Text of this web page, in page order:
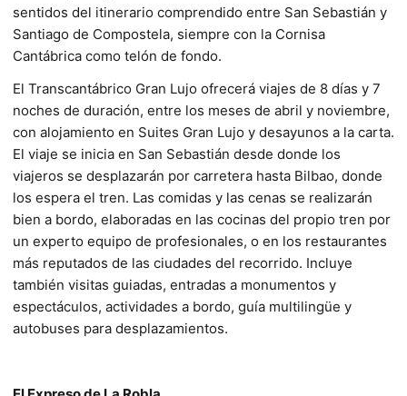
sentidos del itinerario comprendido entre San Sebastián y
Santiago de Compostela, siempre con la Cornisa
Cantábrica como telón de fondo.
El Transcantábrico Gran Lujo ofrecerá viajes de 8 días y 7
noches de duración, entre los meses de abril y noviembre,
con alojamiento en Suites Gran Lujo y desayunos a la carta.
El viaje se inicia en San Sebastián desde donde los
viajeros se desplazarán por carretera hasta Bilbao, donde
los espera el tren. Las comidas y las cenas se realizarán
bien a bordo, elaboradas en las cocinas del propio tren por
un experto equipo de profesionales, o en los restaurantes
más reputados de las ciudades del recorrido. Incluye
también visitas guiadas, entradas a monumentos y
espectáculos, actividades a bordo, guía multilingüe y
autobuses para desplazamientos.